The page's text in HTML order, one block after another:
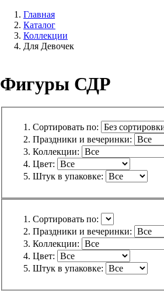
Главная
Каталог
Коллекции
Для Девочек
Фигуры СДР
Сортировать по:
Праздники и вечеринки:
Коллекции:
Цвет:
Штук в упаковке:
Сортировать по:
Праздники и вечеринки:
Коллекции:
Цвет:
Штук в упаковке: